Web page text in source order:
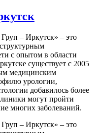
– Иркутск» – это
с опытом в области
существует с 2005
медицинским
урологии,
добавилось более
могут пройти
многих заболеваний.
– Иркутск» – это